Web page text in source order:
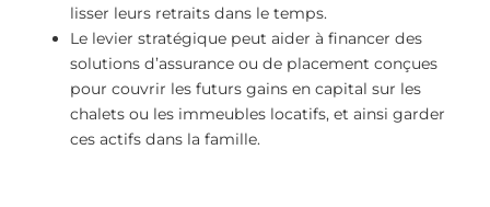
lisser leurs retraits dans le temps.
Le levier stratégique peut aider à financer des
solutions d’assurance ou de placement conçues
pour couvrir les futurs gains en capital sur les
chalets ou les immeubles locatifs, et ainsi garder
ces actifs dans la famille.